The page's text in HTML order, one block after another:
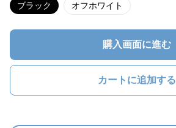
ブラック オフホワイト
購入画面に進む
カートに追加する